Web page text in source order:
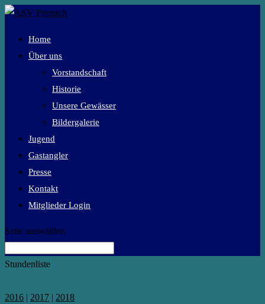
Home
Über uns
Vorstandschaft
Historie
Unsere Gewässer
Bildergalerie
Jugend
Gastangler
Presse
Kontakt
Mitglieder Login
Seite auswählen
Stundenliste
2016 | 2017 | 2018